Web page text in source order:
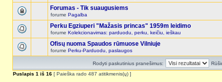
Forumas - Tik suaugusiems
forume Pagalba
Perku Egziuperi "Mažasis princas" 1959m leidimo
forume Kolekcionavimas: parduodu, perku, keičiu, ieškau
Ofisų nuoma Spaudos rūmuose Vilniuje
forume Perku-Parduodu, paslaugos
Rodyti paskutinius pranešimus:
Puslapis 1 iš 16 [ Paieška rado 487 atitikmenis(ų) ]